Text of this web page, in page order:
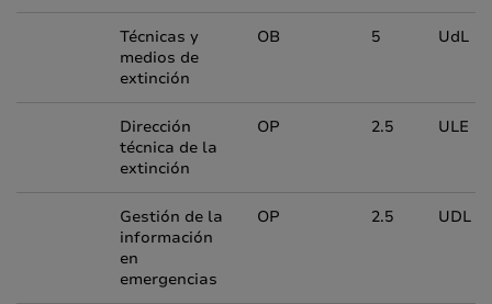
Técnicas y
medios de
extinción
OB 5 UdL
Dirección
técnica de la
extinción
OP 2.5 ULE
Gestión de la
información
en
emergencias
OP 2.5 UDL